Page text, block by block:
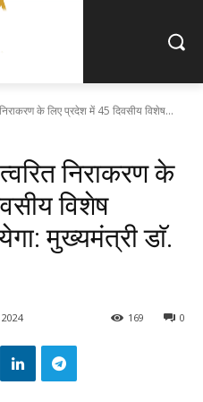
के लिए प्रदेश में 45 दिवसीय विशेष...
निराकरण के
विशेष
मुख्यमंत्री डाॅ.
0
169